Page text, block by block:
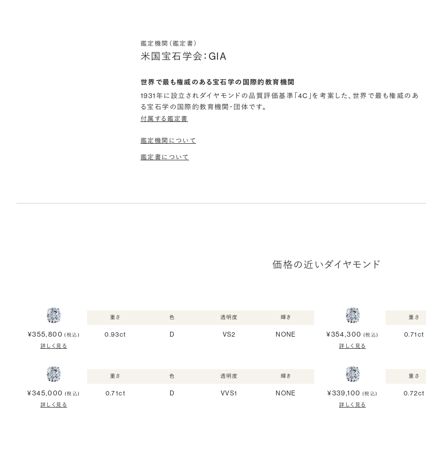
鑑定機関（鑑定書）
米国宝石学会：GIA
世界で最も権威のある宝石学の国際的教育機関
1931年に設立されダイヤモンドの品質評価基準「4C」を考案した、世界で最も権威のあ
る宝石学の国際的教育機関・団体です。
付属する鑑定書
鑑定機関について
鑑定書について
価格の近いダイヤモンド
¥355,800 (税込)
詳しく見る
重さ
0.93ct
色
D
透明度
VS2
輝き
NONE ¥354,300 (税込)
詳しく見る
重さ
0.71ct
¥345,000 (税込)
詳しく見る
重さ
0.71ct
色
D
透明度
VVS1
輝き
NONE ¥339,100 (税込)
詳しく見る
重さ
0.72ct